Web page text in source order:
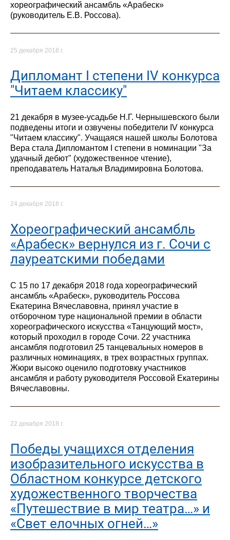
хореографический ансамбль «Арабеск»
(руководитель Е.В. Россова).
25 декабря 2018 г.
Дипломант I степени IV конкурса
"Читаем классику"
21 декабря в музее-усадьбе Н.Г. Чернышевского были
подведены итоги и озвучены победители IV конкурса
"Читаем классику". Учащаяся нашей школы Болотова
Вера стала Дипломантом I степени в номинации "За
удачный дебют" (художественное чтение),
преподаватель Наталья Владимировна Болотова.
24 декабря 2018 г.
Хореографический ансамбль
«Арабеск» вернулся из г. Сочи с
лауреатскими победами
С 15 по 17 декабря 2018 года хореографический
ансамбль «Арабеск», руководитель Россова
Екатерина Вячеславовна, принял участие в
отборочном туре национальной премии в области
хореографического искусства «Танцующий мост»,
который проходил в городе Сочи. 22 участника
ансамбля подготовил 25 танцевальных номеров в
различных номинациях, в трех возрастных группах.
Жюри высоко оценило подготовку участников
ансамбля и работу руководителя Россовой Екатерины
Вячеславовны.
22 декабря 2018 г.
Победы учащихся отделения
изобразительного искусства в
Областном конкурсе детского
художественного творчества
«Путешествие в мир театра…» и
«Свет елочных огней…»